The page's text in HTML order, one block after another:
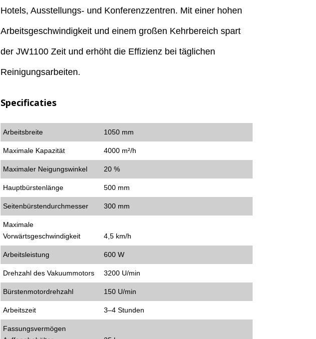
Hotels, Ausstellungs- und Konferenzzentren. Mit einer hohen
Arbeitsgeschwindigkeit und einem großen Kehrbereich spart
der JW1100 Zeit und erhöht die Effizienz bei täglichen
Reinigungsarbeiten.
Specificaties
Arbeitsbreite 1050 mm
Maximale Kapazität 4000 m²/h
Maximaler Neigungswinkel 20 %
Hauptbürstenlänge 500 mm
Seitenbürstendurchmesser 300 mm
Maximale
Vorwärtsgeschwindigkeit
4,5 km/h
Arbeitsleistung 600 W
Drehzahl des Vakuummotors 3200 U/min
Bürstenmotordrehzahl 150 U/min
Arbeitszeit 3–4 Stunden
Fassungsvermögen